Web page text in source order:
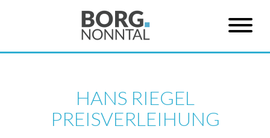
HANS RIEGEL
PREISVERLEIHUNG